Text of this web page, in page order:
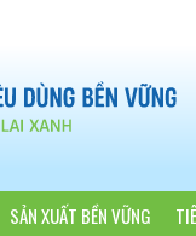
SẢN XUẤT BỀN VỮNG